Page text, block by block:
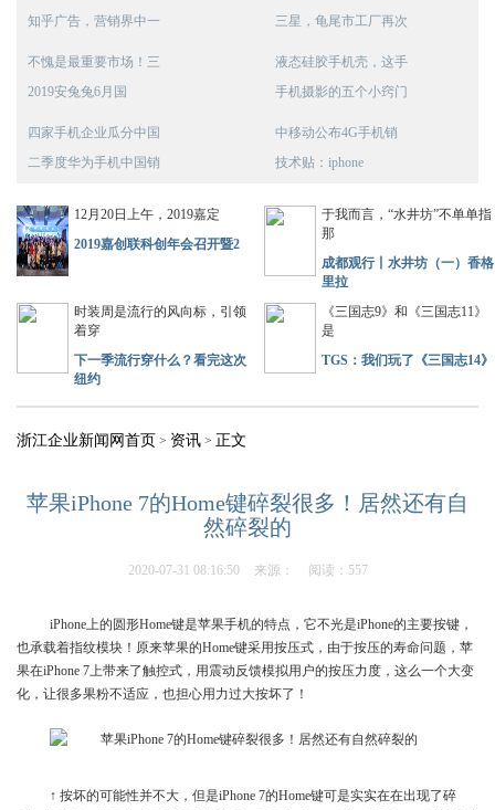
知乎广告，营销界中一
三星，龟尾市工厂再次
不愧是最重要市场！三
2019安兔兔6月国
液态硅胶手机壳，这手
手机摄影的五个小窍门
四家手机企业瓜分中国
二季度华为手机中国销
中移动公布4G手机销
技术贴：iphone
12月20日上午，2019嘉定
2019嘉创联科创年会召开暨2
于我而言，“水井坊”不单单指
那
成都观行丨水井坊（一）香格
里拉
时装周是流行的风向标，引领
着穿
下一季流行穿什么？看完这次
纽约
《三国志9》和《三国志11》
是
TGS：我们玩了《三国志14》
浙江企业新闻网首页 > 资讯 > 正文
苹果iPhone 7的Home键碎裂很多！居然还有自
然碎裂的
2020-07-31 08:16:50 来源： 阅读：557
iPhone上的圆形Home键是苹果手机的特点，它不光是iPhone的主要按键，
也承载着指纹模块！原来苹果的Home键采用按压式，由于按压的寿命问题，苹
果在iPhone 7上带来了触控式，用震动反馈模拟用户的按压力度，这么一个大变
化，让很多果粉不适应，也担心用力过大按坏了！
↑ 按坏的可能性并不大，但是iPhone 7的Home键可是实实在在出现了碎